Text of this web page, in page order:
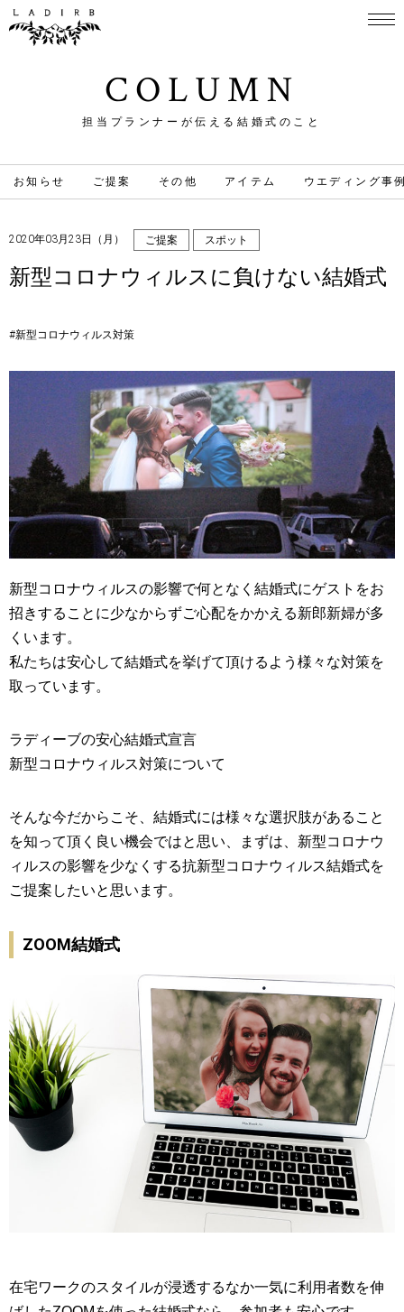
COLUMN
担当プランナーが伝える結婚式のこと
お知らせ ご提案 その他 アイテム ウエディング事
2020年03月23日（月） ご提案 スポット
新型コロナウィルスに負けない結婚式
#新型コロナウィルス対策
新型コロナウィルスの影響で何となく結婚式にゲストをお
招きすることに少なからずご心配をかかえる新郎新婦が多
くいます。
私たちは安心して結婚式を挙げて頂けるよう様々な対策を
取っています。
ラディーブの安心結婚式宣言
新型コロナウィルス対策について
そんな今だからこそ、結婚式には様々な選択肢があること
を知って頂く良い機会ではと思い、まずは、新型コロナウ
ィルスの影響を少なくする抗新型コロナウィルス結婚式を
ご提案したいと思います。
ZOOM結婚式
在宅ワークのスタイルが浸透するなか一気に利用者数を伸